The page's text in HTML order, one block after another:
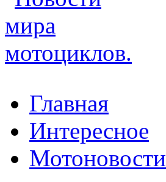
Главная
Интересное
Мотоновости